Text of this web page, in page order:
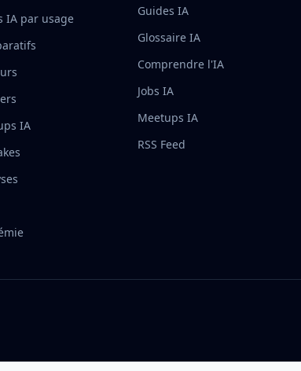
IA par usage
IA
Guides IA
Glossaire IA
Comprendre l'IA
Jobs IA
Meetups IA
RSS Feed